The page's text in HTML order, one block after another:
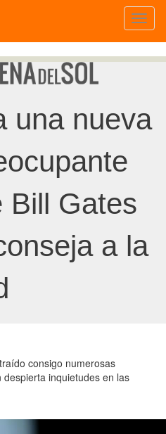
una nueva
Bill Gates
a la
consigo numerosas
inquietudes en las